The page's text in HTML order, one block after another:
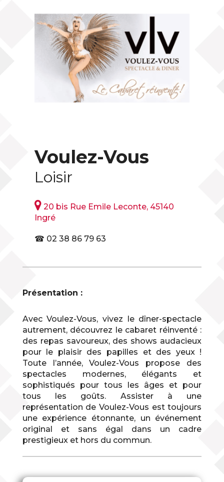
Voulez-Vous
Loisir
20 bis Rue Emile Leconte, 45140
Ingré
☎ 02 38 86 79 63
Présentation :
Avec Voulez-Vous, vivez le dîner-spectacle
autrement, découvrez le cabaret réinventé :
des repas savoureux, des shows audacieux
pour le plaisir des papilles et des yeux !
Toute l’année, Voulez-Vous propose des
spectacles modernes, élégants et
sophistiqués pour tous les âges et pour
tous les goûts. Assister à une
représentation de Voulez-Vous est toujours
une expérience étonnante, un événement
original et sans égal dans un cadre
prestigieux et hors du commun.